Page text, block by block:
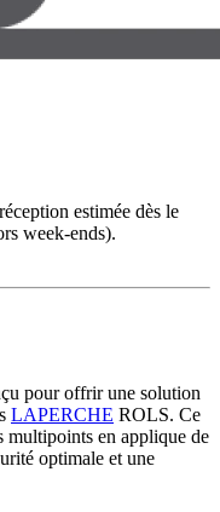
estimée dès le
week-ends).
pour offrir une solution
LAPERCHE ROLS. Ce
multipoints en applique de
optimale et une